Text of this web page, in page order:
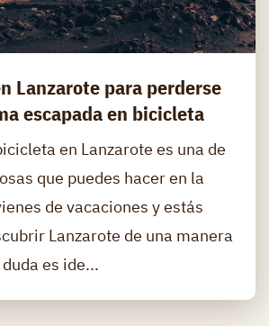
Lanzarote para perderse
escapada en bicicleta
en Lanzarote es una de
que puedes hacer en la
de vacaciones y estás
Lanzarote de una manera
es ide...